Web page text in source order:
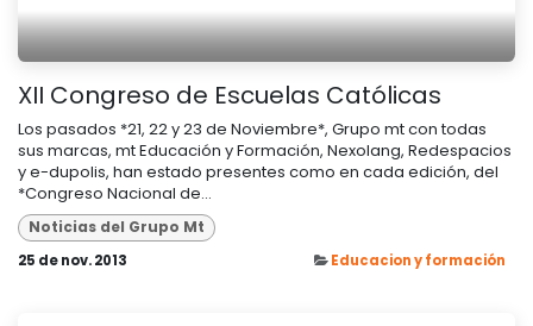
XII Congreso de Escuelas Católicas
Los pasados *21, 22 y 23 de Noviembre*, Grupo mt con todas
sus marcas, mt Educación y Formación, Nexolang, Redespacios
y e-dupolis, han estado presentes como en cada edición, del
*Congreso Nacional de...
Noticias del Grupo Mt
25 de nov. 2013 Educacion y formación